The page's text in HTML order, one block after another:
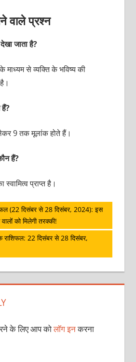
वाले प्रश्न
जाता है?
माध्यम से व्यक्ति के भविष्य की
9 तक मूलांक होते हैं।
हैं?
प्राप्त है।
(22 दिसंबर से 28 दिसंबर, 2024): इस
को मिलेगी तरक्‍की!
राशिफल: 22 दिसंबर से 28 दिसंबर,
के लिए आप कोलॉग इनकरना